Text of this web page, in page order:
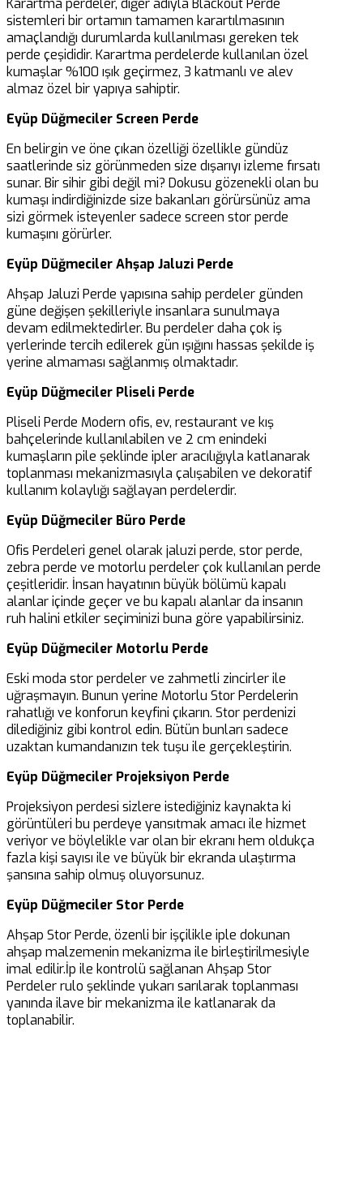
Karartma perdeler, diğer adıyla Blackout Perde
sistemleri bir ortamın tamamen karartılmasının
amaçlandığı durumlarda kullanılması gereken tek
perde çeşididir. Karartma perdelerde kullanılan özel
kumaşlar %100 ışık geçirmez, 3 katmanlı ve alev
almaz özel bir yapıya sahiptir.
Eyüp Düğmeciler Screen Perde
En belirgin ve öne çıkan özelliği özellikle gündüz
saatlerinde siz görünmeden size dışarıyı izleme fırsatı
sunar. Bir sihir gibi değil mi? Dokusu gözenekli olan bu
kumaşı indirdiğinizde size bakanları görürsünüz ama
sizi görmek isteyenler sadece screen stor perde
kumaşını görürler.
Eyüp Düğmeciler Ahşap Jaluzi Perde
Ahşap Jaluzi Perde yapısına sahip perdeler günden
güne değişen şekilleriyle insanlara sunulmaya
devam edilmektedirler. Bu perdeler daha çok iş
yerlerinde tercih edilerek gün ışığını hassas şekilde iş
yerine almaması sağlanmış olmaktadır.
Eyüp Düğmeciler Pliseli Perde
Pliseli Perde Modern ofis, ev, restaurant ve kış
bahçelerinde kullanılabilen ve 2 cm enindeki
kumaşların pile şeklinde ipler aracılığıyla katlanarak
toplanması mekanizmasıyla çalışabilen ve dekoratif
kullanım kolaylığı sağlayan perdelerdir.
Eyüp Düğmeciler Büro Perde
Ofis Perdeleri genel olarak jaluzi perde, stor perde,
zebra perde ve motorlu perdeler çok kullanılan perde
çeşitleridir. İnsan hayatının büyük bölümü kapalı
alanlar içinde geçer ve bu kapalı alanlar da insanın
ruh halini etkiler seçiminizi buna göre yapabilirsiniz.
Eyüp Düğmeciler Motorlu Perde
Eski moda stor perdeler ve zahmetli zincirler ile
uğraşmayın. Bunun yerine Motorlu Stor Perdelerin
rahatlığı ve konforun keyfini çıkarın. Stor perdenizi
dilediğiniz gibi kontrol edin. Bütün bunları sadece
uzaktan kumandanızın tek tuşu ile gerçekleştirin.
Eyüp Düğmeciler Projeksiyon Perde
Projeksiyon perdesi sizlere istediğiniz kaynakta ki
görüntüleri bu perdeye yansıtmak amacı ile hizmet
veriyor ve böylelikle var olan bir ekranı hem oldukça
fazla kişi sayısı ile ve büyük bir ekranda ulaştırma
şansına sahip olmuş oluyorsunuz.
Eyüp Düğmeciler Stor Perde
Ahşap Stor Perde, özenli bir işçilikle iple dokunan
ahşap malzemenin mekanizma ile birleştirilmesiyle
imal edilir.İp ile kontrolü sağlanan Ahşap Stor
Perdeler rulo şeklinde yukarı sarılarak toplanması
yanında ilave bir mekanizma ile katlanarak da
toplanabilir.